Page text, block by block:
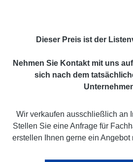
Dieser Preis ist der
Nehmen Sie Kontakt mit uns
sich nach dem
Wir verkaufen ausschließlich an
Stellen Sie eine Anfrage für
erstellen Ihnen gerne ein Angebot